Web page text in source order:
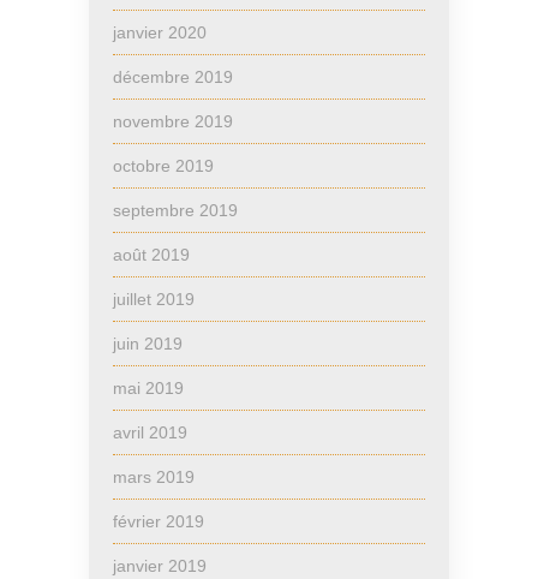
janvier 2020
décembre 2019
novembre 2019
octobre 2019
septembre 2019
août 2019
juillet 2019
juin 2019
mai 2019
avril 2019
mars 2019
février 2019
janvier 2019